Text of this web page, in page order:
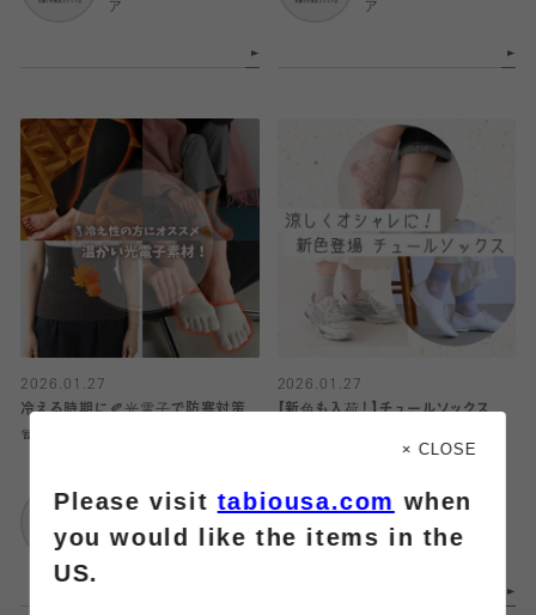
ア
ア
2026.01.27
冷える時期に🍂光電子で防寒対策
🧣
靴下屋
ア
2026.01.27
【新色も入荷！】チュールソックス
浦和パルコ店
× CLOSE
Please visittabiousa.com when
you would like the items in the
US.